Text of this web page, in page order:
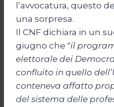
l’avvocatura, questo
una sorpresa.
Il CNF dichiara in un
giugno che "il
elettorale dei
confluito in quello
conteneva affatto
del sistema delle